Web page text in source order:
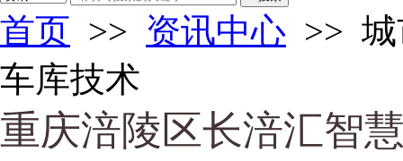
首页 >> 资讯中心 >>
车库技术
重庆涪陵区长涪汇智